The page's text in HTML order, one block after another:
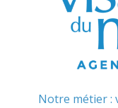
Notre métier :